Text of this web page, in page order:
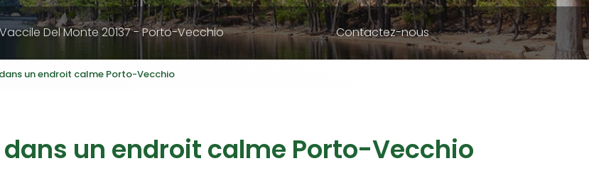
Del Monte 20137 -Porto-Vecchio Contactez-nous
un endroit calme Porto-Vecchio
un endroit calme Porto-Vecchio